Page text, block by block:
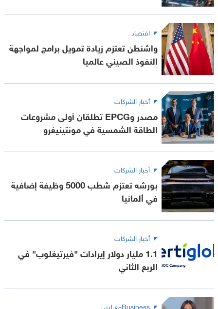
اقتصاد
واشنطن تعتزم زيادة تمويل برامج لمواجهة
النفوذ الصيني عالميا
أخبار الشركات
مصدر وEPCG تطلقان أولى مشروعات
الطاقة الشمسية في مونتينيغرو
أخبار الشركات
بورشه تعتزم شطب 5000 وظيفة إضافية
في ألمانيا
أخبار الشركات
1.1 مليار دولار إيرادات "فيرتيغلوب" في
الربع الثاني
Businessمع لبنى